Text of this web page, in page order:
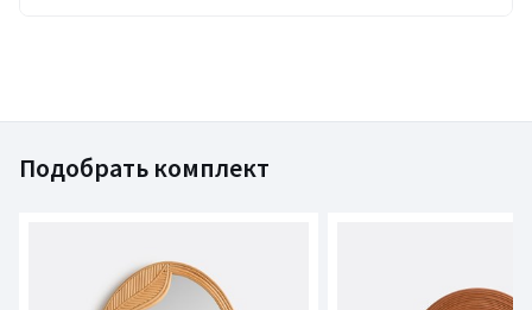
Подобрать комплект